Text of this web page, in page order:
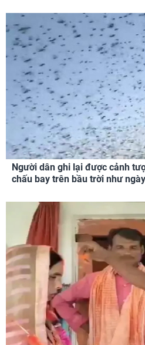
Người dân ghi lại được cảnh
chấu bay trên bầu trời như